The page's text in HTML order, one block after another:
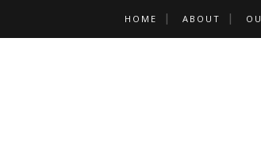
HOME ABOUT